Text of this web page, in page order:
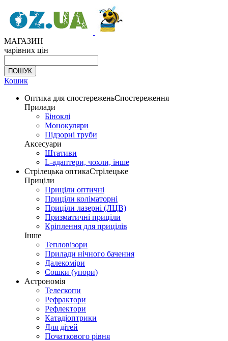
МАГАЗИН
чарівних цін
Кошик
Оптика для спостереженьСпостереження
Прилади
Біноклі
Монокуляри
Підзорні труби
Аксесуари
Штативи
L-адаптери, чохли, інше
Стрілецька оптикаСтрілецьке
Приціли
Приціли оптичні
Приціли коліматорні
Приціли лазерні (ЛЦВ)
Призматичні приціли
Кріплення для прицілів
Інше
Тепловізори
Прилади нічного бачення
Далекоміри
Сошки (упори)
Астрономія
Телескопи
Рефрактори
Рефлектори
Катадіоптрики
Для дітей
Початкового рівня